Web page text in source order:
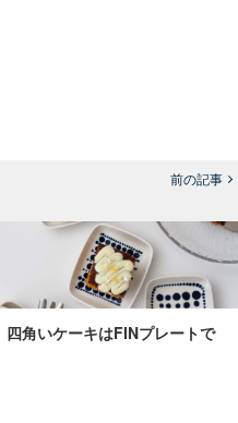
前の記事
四角いケーキはFINプレートで